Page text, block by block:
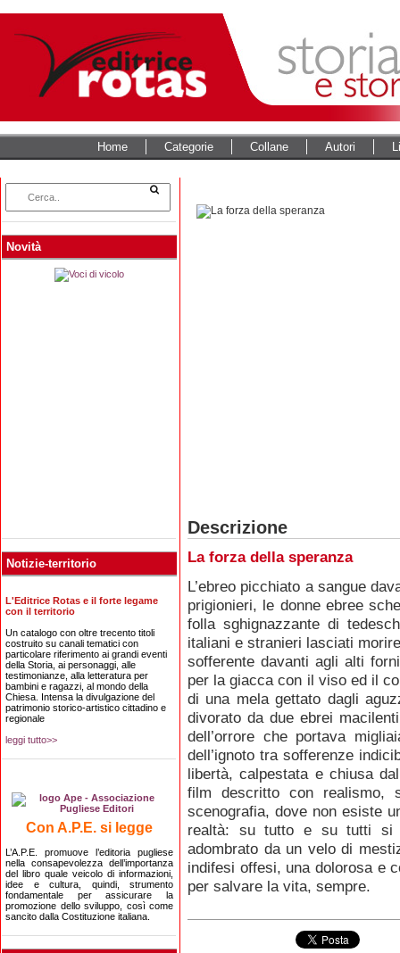
Home Categorie Collane Autori
Novità
Notizie-territorio
L'Editrice Rotas e il forte legame
con il territorio
Un catalogo con oltre trecento titoli
costruito su canali tematici con
particolare riferimento ai grandi eventi
della Storia, ai personaggi, alle
testimonianze, alla letteratura per
bambini e ragazzi, al mondo della
Chiesa. Intensa la divulgazione del
patrimonio storico-artistico cittadino e
regionale
leggi tutto>>
Con A.P.E. si legge
L’A.P.E. promuove l’editoria pugliese
nella consapevolezza dell’importanza
del libro quale veicolo di informazioni,
idee e cultura, quindi, strumento
fondamentale per assicurare la
promozione dello sviluppo, così come
sancito dalla Costituzione italiana.
Descrizione
La forza della speranza
L’ebreo picchiato a sangue
prigionieri, le donne ebree
folla sghignazzante di
italiani e stranieri lasciati
sofferente davanti agli alti
per la giacca con il viso ed il
di una mela gettato dagli
divorato da due ebrei
dell’orrore che portava
dell’ignoto tra sofferenze
libertà, calpestata e chiusa
film descritto con realismo,
scenografia, dove non esiste
realtà: su tutto e su tutti si
adombrato da un velo di
indifesi offesi, una dolorosa e
per salvare la vita, sempre.